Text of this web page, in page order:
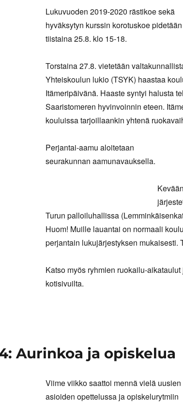
Lukuvuoden 2019-2020 rästikoe sekä
hyväksytyn kurssin korotuskoe pidetään
tiistaina 25.8. klo 15-18.
Torstaina 27.8. vietetään
Yhteiskoulun lukio (TSYK) haastaa
Itämeripäivänä. Haaste syntyi halusta
Saaristomeren hyvinvoinnin eteen.
kouluissa tarjoillaankin yhtenä
Perjantai-aamu aloitetaan
seurakunnan aamunavauksella.
Turun palloiluhallissa
Huom! Muille lauantai on normaali
perjantain lukujärjestyksen mukaisesti.
Katso myös ryhmien ruokailu-
kotisivuilta.
Aurinkoa ja opiskelua
Viime viikko saattoi mennä vielä uusien
asioiden opettelussa ja opiskelurytmiin